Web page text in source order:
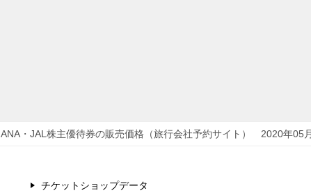
ANA・JAL株主優待券の販売価格（旅行会社予約サイト） 2020年05
チケットショップデータ